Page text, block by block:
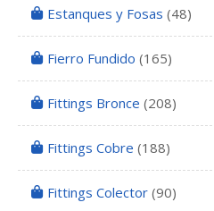
Estanques y Fosas (48)
Fierro Fundido (165)
Fittings Bronce (208)
Fittings Cobre (188)
Fittings Colector (90)